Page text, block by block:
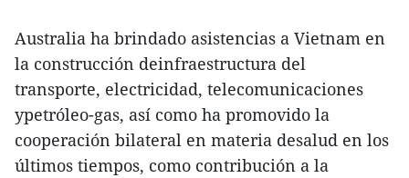
Australia ha brindado asistencias a Vietnam en
la construcción deinfraestructura del
transporte, electricidad, telecomunicaciones
ypetróleo-gas, así como ha promovido la
cooperación bilateral en materia desalud en los
últimos tiempos, como contribución a la